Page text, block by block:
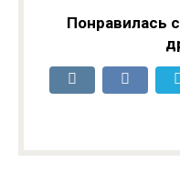
Понравилась